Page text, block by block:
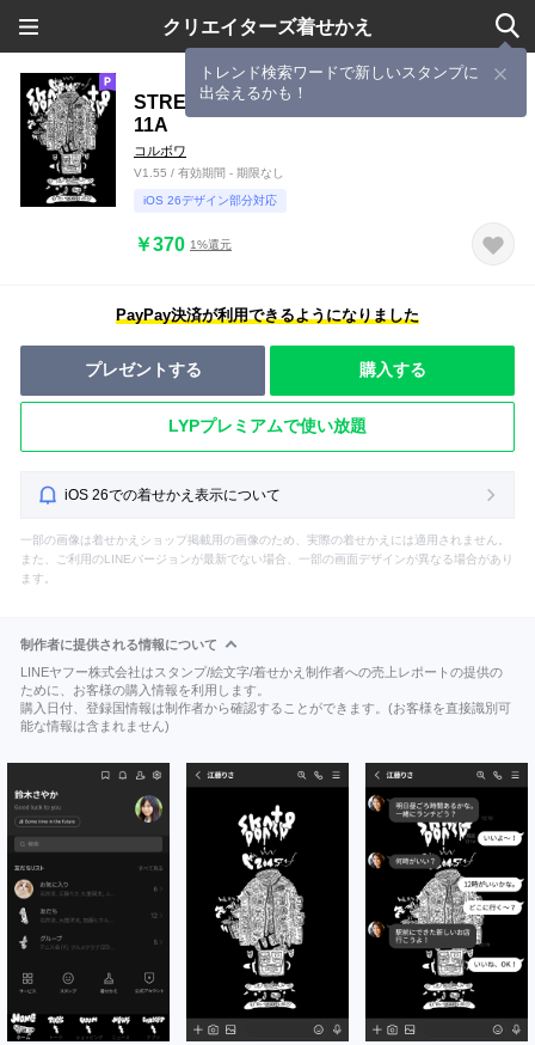
クリエイターズ着せかえ
トレンド検索ワードで新しいスタンプに
出会えるかも！
STREET SKATEBOARD GIRL GRAFFITI
11A
コルボワ
V1.55 / 有効期間 - 期限なし
iOS 26デザイン部分対応
￥370 1%還元
PayPay決済が利用できるようになりました
プレゼントする 購入する
LYPプレミアムで使い放題
iOS 26での着せかえ表示について
一部の画像は着せかえショップ掲載用の画像のため、実際の着せかえには適用されません。
また、ご利用のLINEバージョンが最新でない場合、一部の画面デザインが異なる場合があり
ます。
制作者に提供される情報について
LINEヤフー株式会社はスタンプ/絵文字/着せかえ制作者への売上レポートの提供の
ために、お客様の購入情報を利用します。
購入日付、登録国情報は制作者から確認することができます。(お客様を直接識別可
能な情報は含まれません)